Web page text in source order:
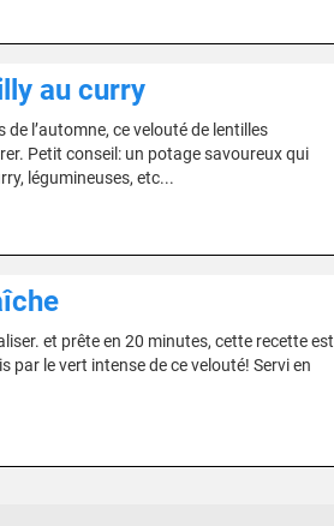
au curry
l’automne, ce velouté de lentilles
Petit conseil: un potage savoureux qui
légumineuses, etc...
et prête en 20 minutes, cette recette est
le vert intense de ce velouté! Servi en